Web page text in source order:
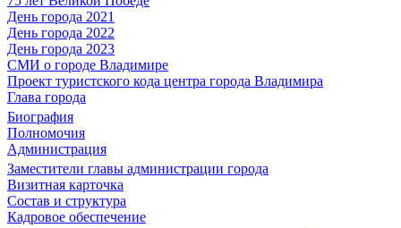
День города 2021
День города 2022
День города 2023
СМИ о городе Владимире
Проект туристского кода центра города Владимира
Глава города
Биография
Полномочия
Администрация
Заместители главы администрации города
Визитная карточка
Состав и структура
Кадровое обеспечение